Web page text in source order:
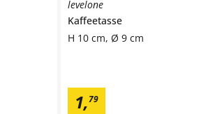
levelone
Kaffeetasse
H 10 cm, Ø 9 cm
1,79